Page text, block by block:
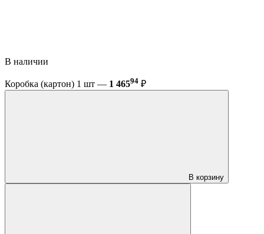
В наличии
Коробка (картон) 1 шт — 1 46594 ₽
В корзину